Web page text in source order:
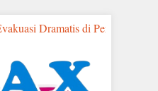
Dramatis di Perairan NTT: